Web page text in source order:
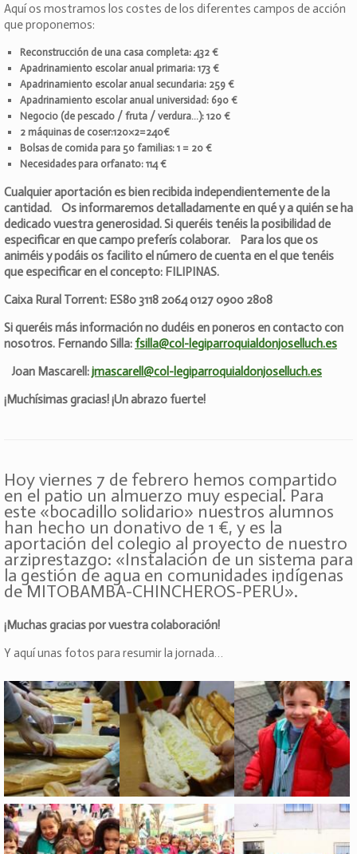
Aquí os mostramos los costes de los diferentes campos de acción
que proponemos:
Reconstrucción de una casa completa: 432 €
Apadrinamiento escolar anual primaria: 173 €
Apadrinamiento escolar anual secundaria: 259 €
Apadrinamiento escolar anual universidad: 690 €
Negocio (de pescado / fruta / verdura…): 120 €
2 máquinas de coser:120×2=240€
Bolsas de comida para 50 familias: 1 = 20 €
Necesidades para orfanato: 114 €
Cualquier aportación es bien recibida independientemente de la
cantidad. Os informaremos detalladamente en qué y a quién se ha
dedicado vuestra generosidad. Si queréis tenéis la posibilidad de
especificar en que campo preferís colaborar. Para los que os
animéis y podáis os facilito el número de cuenta en el que tenéis
que especificar en el concepto: FILIPINAS.
Caixa Rural Torrent: ES80 3118 2064 0127 0900 2808
Si queréis más información no dudéis en poneros en contacto con
nosotros. Fernando Silla: fsilla@col-legiparroquialdonjoselluch.es
Joan Mascarell:jmascarell@col-legiparroquialdonjoselluch.es
¡Muchísimas gracias! ¡Un abrazo fuerte!
Hoy viernes 7 de febrero hemos compartido
en el patio un almuerzo muy especial. Para
este «bocadillo solidario» nuestros alumnos
han hecho un donativo de 1 €, y es la
aportación del colegio al proyecto de nuestro
arziprestazgo: «Instalación de un sistema para
la gestión de agua en comunidades indígenas
de MITOBAMBA-CHINCHEROS-PERÚ».
¡Muchas gracias por vuestra colaboración!
Y aquí unas fotos para resumir la jornada…